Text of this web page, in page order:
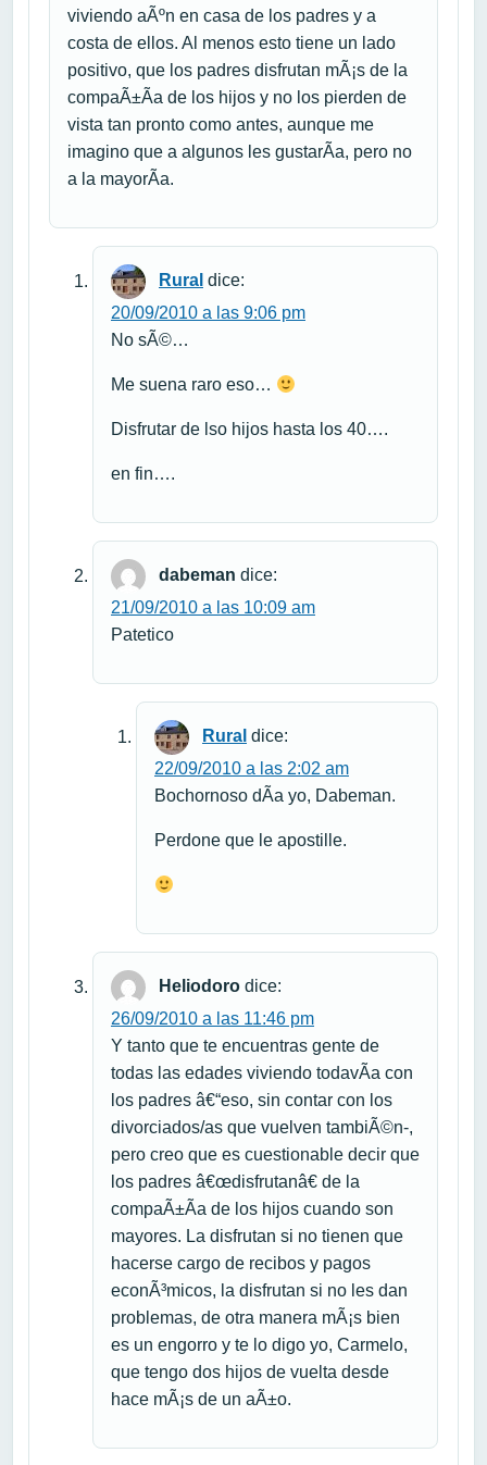
viviendo aÃºn en casa de los padres y a
costa de ellos. Al menos esto tiene un lado
positivo, que los padres disfrutan mÃ¡s de la
compaÃ±Ã­a de los hijos y no los pierden de
vista tan pronto como antes, aunque me
imagino que a algunos les gustarÃ­a, pero no
a la mayorÃ­a.
Rural dice:
20/09/2010 a las 9:06 pm
No sÃ©…
Me suena raro eso…
Disfrutar de lso hijos hasta los 40….
en fin….
dabeman dice:
21/09/2010 a las 10:09 am
Patetico
Rural dice:
22/09/2010 a las 2:02 am
Bochornoso dÃ­a yo, Dabeman.
Perdone que le apostille.
Heliodoro dice:
26/09/2010 a las 11:46 pm
Y tanto que te encuentras gente de
todas las edades viviendo todavÃ­a con
los padres â€“eso, sin contar con los
divorciados/as que vuelven tambiÃ©n-,
pero creo que es cuestionable decir que
los padres â€œdisfrutanâ€ de la
compaÃ±Ã­a de los hijos cuando son
mayores. La disfrutan si no tienen que
hacerse cargo de recibos y pagos
econÃ³micos, la disfrutan si no les dan
problemas, de otra manera mÃ¡s bien
es un engorro y te lo digo yo, Carmelo,
que tengo dos hijos de vuelta desde
hace mÃ¡s de un aÃ±o.